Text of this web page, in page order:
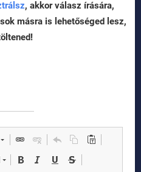
, akkor válasz írására,
másra is lehetőséged lesz,